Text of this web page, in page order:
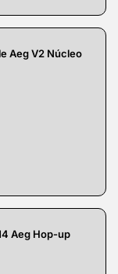
Aeg V2 Núcleo
Aeg Hop-up